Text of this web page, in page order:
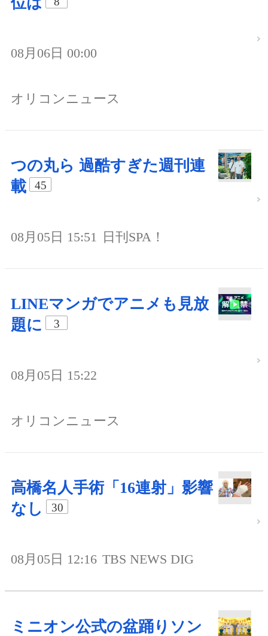
08月06日 00:00
オリコンニュース
つの丸ら 過酷すぎた週刊連
載
45
08月05日 15:51 日刊SPA！
LINEマンガでアニメも見放
題に
3
08月05日 15:22
オリコンニュース
高橋名人手術「16連射」影響
なし
30
08月05日 12:16 TBS NEWS DIG
ミニオン公式の盆踊りソン